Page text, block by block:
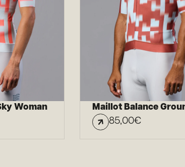
Woman Maillot Balance
85,00€